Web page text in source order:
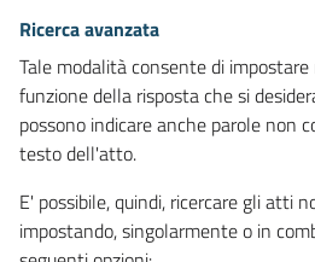
Ricerca avanzata
Tale modalità consente di
funzione della risposta che si
possono indicare anche parole non
testo dell'atto.
E' possibile, quindi, ricercare gli atti
impostando, singolarmente o in